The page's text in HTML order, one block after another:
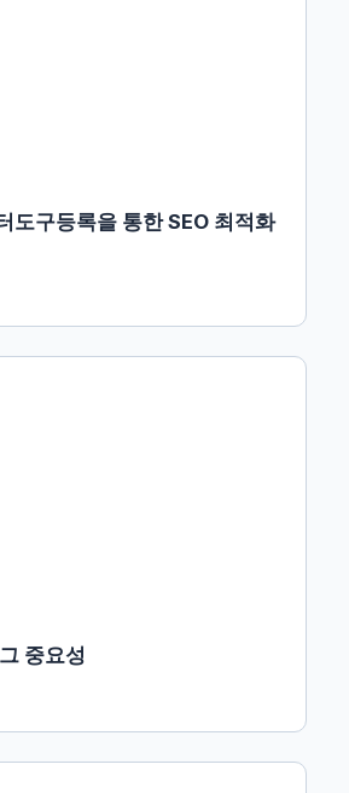
도구등록을 통한 SEO 최적화
중요성